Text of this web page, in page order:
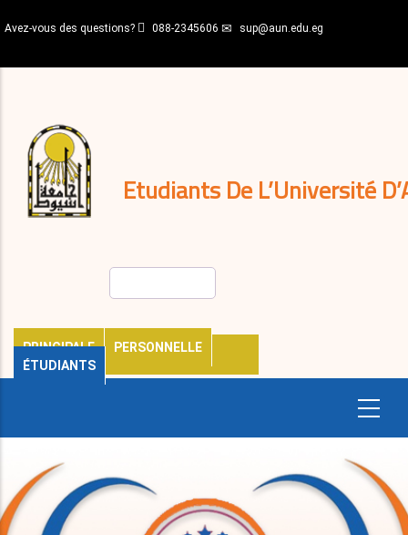
au
principal
Avez-vous des questions? 088-2345606 sup@aun.edu.eg
Etudiants De L’Université
PRINCIPALE
PERSONNELLE
ÉTUDIANTS
décisions
Expatriés
Journal